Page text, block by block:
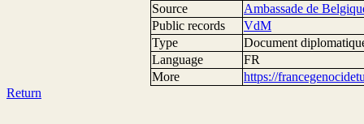
Source
Ambassade de
Public records
VdM
Type
Document
Language
FR
More
https://
Return